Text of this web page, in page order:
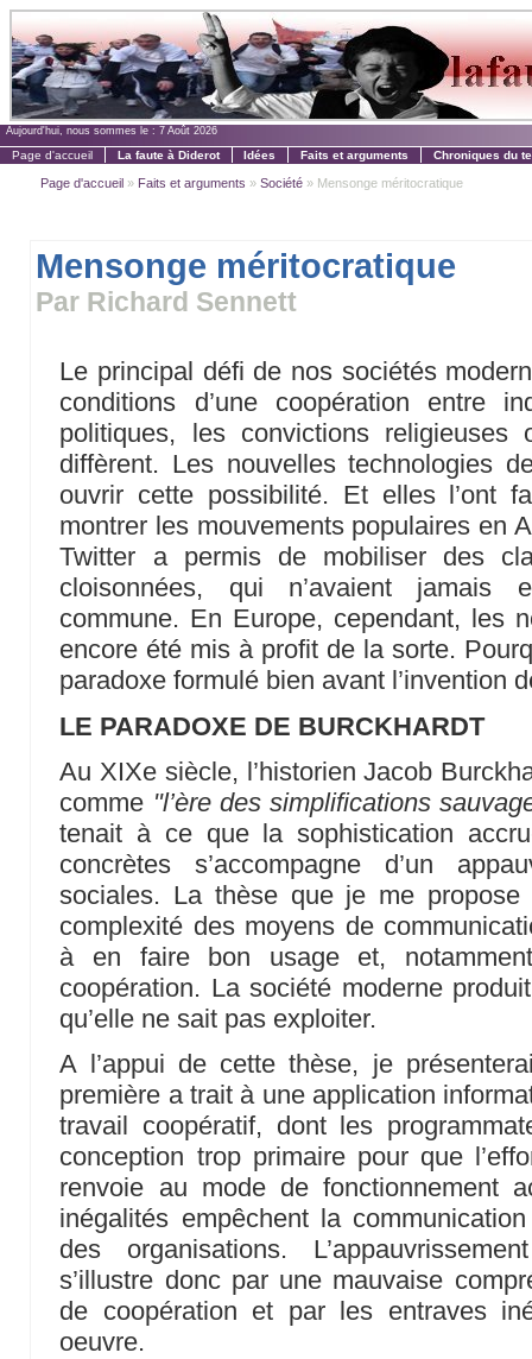
Aujourd'hui, nous sommes le : 7 Août 2026
Page d'accueil La faute à Diderot Idées Faits et arguments Chroniques du
Page d'accueil » Faits et arguments »Société » Mensonge méritocratique
Mensonge méritocratique
Par Richard Sennett
Le principal défi de nos sociétés
conditions d’une coopération entre
politiques, les convictions religieuses
diffèrent. Les nouvelles technologies
ouvrir cette possibilité. Et elles l’ont
montrer les mouvements populaires en
Twitter a permis de mobiliser des
cloisonnées, qui n’avaient jamais
commune. En Europe, cependant, les
encore été mis à profit de la sorte.
paradoxe formulé bien avant l’invention
LE PARADOXE DE BURCKHARDT
Au XIXe siècle, l’historien Jacob
comme "l’ère des simplifications
tenait à ce que la sophistication
concrètes s’accompagne d’un
sociales. La thèse que je me
complexité des moyens de
à en faire bon usage et,
coopération. La société moderne
qu’elle ne sait pas exploiter.
A l’appui de cette thèse, je
première a trait à une application
travail coopératif, dont les
conception trop primaire pour que
renvoie au mode de fonctionnement
inégalités empêchent la
des organisations.
s’illustre donc par une mauvaise
de coopération et par les entraves
oeuvre.